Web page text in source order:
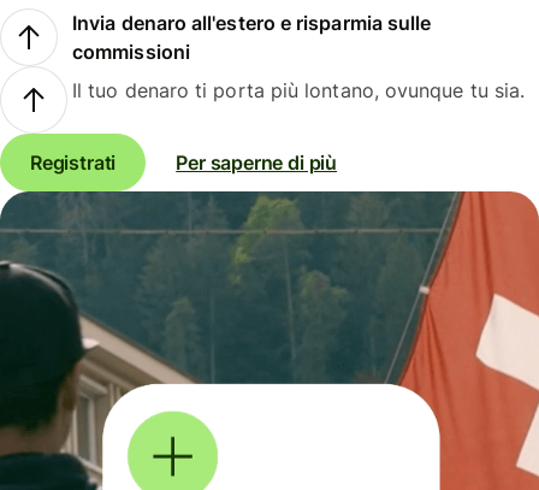
Invia denaro all'estero e risparmia sulle
commissioni
Il tuo denaro ti porta più lontano, ovunque tu sia.
Registrati Per saperne di più